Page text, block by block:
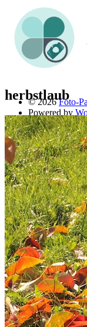
herbstlaub
© 2026Foto-
Powered by
Theme:
Home
Portfolio
Florales
Stadt
Weitere
Über mich
Impressum
Datenschutz
Suche